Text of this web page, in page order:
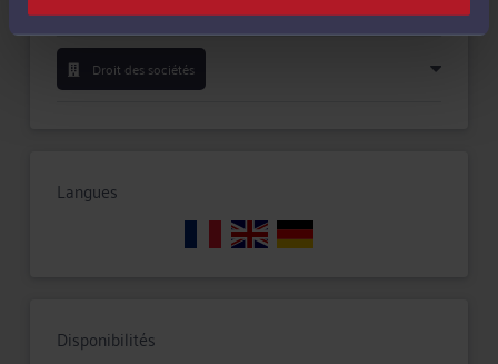
Droit des sociétés
Langues
Disponibilités